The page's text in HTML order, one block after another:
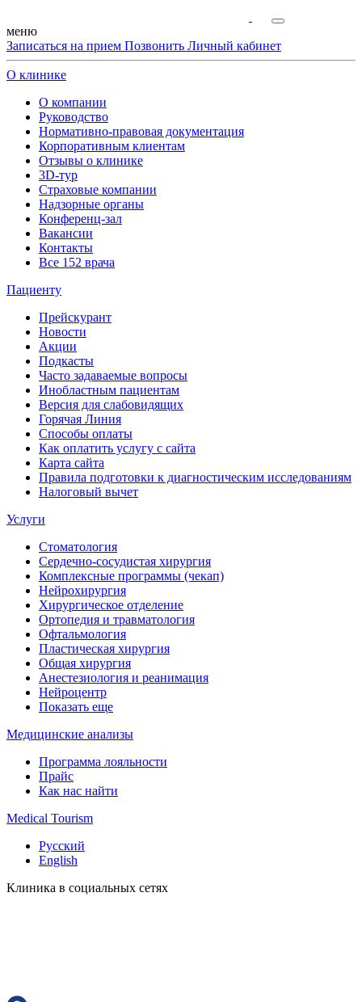
меню
Записаться на прием Позвонить Личный кабинет
О клинике
О компании
Руководство
Нормативно-правовая документация
Корпоративным клиентам
Отзывы о клинике
3D-тур
Страховые компании
Надзорные органы
Конференц-зал
Вакансии
Контакты
Все 152 врача
Пациенту
Прейскурант
Новости
Акции
Подкасты
Часто задаваемые вопросы
Инобластным пациентам
Версия для слабовидящих
Горячая Линия
Способы оплаты
Как оплатить услугу с сайта
Карта сайта
Правила подготовки к диагностическим исследованиям
Налоговый вычет
Услуги
Стоматология
Сердечно-сосудистая хирургия
Комплексные программы (чекап)
Нейрохирургия
Хирургическое отделение
Ортопедия и травматология
Офтальмология
Пластическая хирургия
Общая хирургия
Анестезиология и реанимация
Нейроцентр
Показать еще
Медицинские анализы
Программа лояльности
Прайс
Как нас найти
Medical Tourism
Русский
English
Клиника в социальных сетях